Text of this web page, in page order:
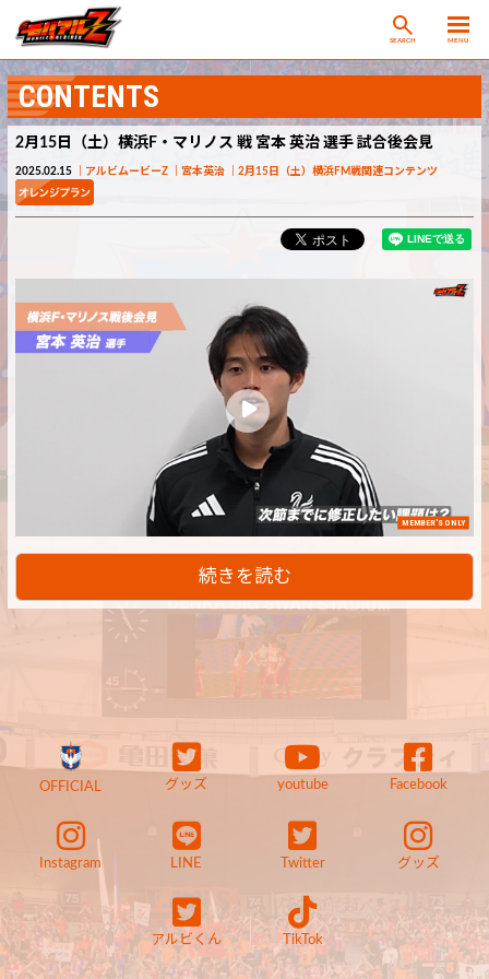
SEARCH MENU
CONTENTS
2月15日（土）横浜F・マリノス 戦 宮本 英治 選手 試合後会見
2025.02.15 アルビムービーZ 宮本英治 2月15日（土）横浜FM戦関連コンテンツ
MEMBER'S ONLY
続きを読む
OFFICIAL グッズ youtube Facebook
Instagram LINE Twitter グッズ
アルビくん TikTok